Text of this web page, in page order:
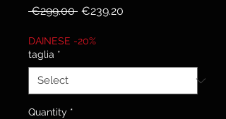
€299.00 Regular
€239.20
DAINESE -20%
taglia *
Quantity *